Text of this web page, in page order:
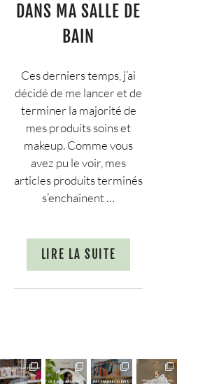
DANS MA SALLE DE
BAIN
Ces derniers temps, j’ai
décidé de me lancer et de
terminer la majorité de
mes produits soins et
makeup. Comme vous
avez pu le voir, mes
articles produits terminés
s’enchaînent …
LIRE LA SUITE